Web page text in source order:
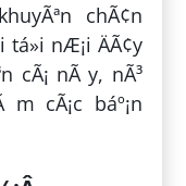
chÃ¢n
nÆ¡i ÄÃ¢y
cÃ¡ nÃ y, nÃ³
m cÃ¡c báº¡n